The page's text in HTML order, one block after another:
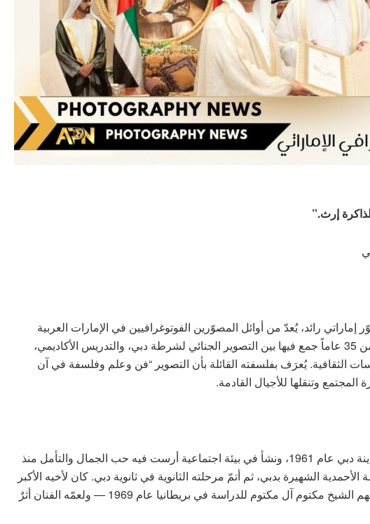
إرث.”
رائد، يُعدّ من أوائل المصوّرين الفوتوغرافيين في الإمارات العربية
المتحدة. يمتد مساره الاحترافي لأكثر من 35 عاماً جمع فيها بين التصوير الجنائي لشرطة دبي، والتدريس الأكاديمي،
الثقافية. يُعرَف بفلسفته القائلة بأن التصوير “فن وعلم وفلسفة في آن
وتنقلها للأجيال القادمة.
وُلد الأستاذ جاسم ربيع العوضي في مدينة دبي عام 1961، ونشأ في بيئة اجتماعية أرست فيه حب الجمال والتأمل منذ
الشهيرة بدبي، ثم أتمّ مرحلته الثانوية في ثانوية دبي. كان لأخيه الأكبر
فيصل — أحد أوائل الطلاب الذين أرسلهم الشيخ مكتوم آل مكتوم للدراسة في بريطانيا عام 1969 — ولعمّه الفنان أثرٌ